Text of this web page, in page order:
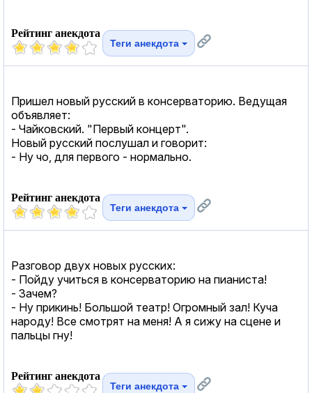
Рейтинг анекдота
Теги анекдота
Пришел новый русский в консерваторию. Ведущая
объявляет:
- Чайковский. "Первый концерт".
Новый русский послушал и говорит:
- Ну чо, для первого - нормально.
Рейтинг анекдота
Теги анекдота
Разговор двух новых русских:
- Пойду учиться в консерваторию на пианиста!
- Зачем?
- Ну прикинь! Большой театр! Огромный зал! Куча
народу! Все смотрят на меня! А я сижу на сцене и
пальцы гну!
Рейтинг анекдота
Теги анекдота